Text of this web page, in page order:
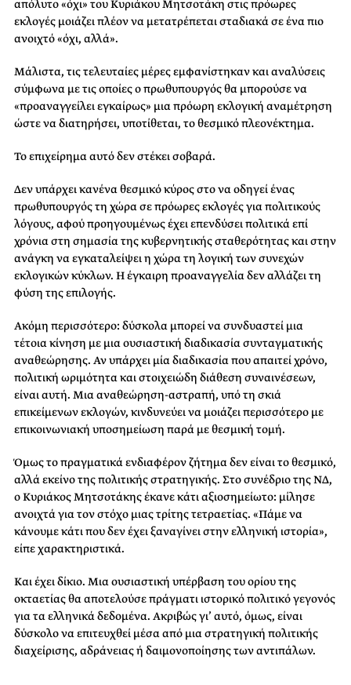
απόλυτο «όχι» του Κυριάκου Μητσοτάκη στις πρόωρες
εκλογές μοιάζει πλέον να μετατρέπεται σταδιακά σε ένα πιο
ανοιχτό «όχι, αλλά».
Μάλιστα, τις τελευταίες μέρες εμφανίστηκαν και αναλύσεις
σύμφωνα με τις οποίες ο πρωθυπουργός θα μπορούσε να
«προαναγγείλει εγκαίρως» μια πρόωρη εκλογική αναμέτρηση
ώστε να διατηρήσει, υποτίθεται, το θεσμικό πλεονέκτημα.
Το επιχείρημα αυτό δεν στέκει σοβαρά.
Δεν υπάρχει κανένα θεσμικό κύρος στο να οδηγεί ένας
πρωθυπουργός τη χώρα σε πρόωρες εκλογές για πολιτικούς
λόγους, αφού προηγουμένως έχει επενδύσει πολιτικά επί
χρόνια στη σημασία της κυβερνητικής σταθερότητας και στην
ανάγκη να εγκαταλείψει η χώρα τη λογική των συνεχών
εκλογικών κύκλων. Η έγκαιρη προαναγγελία δεν αλλάζει τη
φύση της επιλογής.
Ακόμη περισσότερο: δύσκολα μπορεί να συνδυαστεί μια
τέτοια κίνηση με μια ουσιαστική διαδικασία συνταγματικής
αναθεώρησης. Αν υπάρχει μία διαδικασία που απαιτεί χρόνο,
πολιτική ωριμότητα και στοιχειώδη διάθεση συναινέσεων,
είναι αυτή. Μια αναθεώρηση-αστραπή, υπό τη σκιά
επικείμενων εκλογών, κινδυνεύει να μοιάζει περισσότερο με
επικοινωνιακή υποσημείωση παρά με θεσμική τομή.
Όμως το πραγματικά ενδιαφέρον ζήτημα δεν είναι το θεσμικό,
αλλά εκείνο της πολιτικής στρατηγικής. Στο συνέδριο της ΝΔ,
ο Κυριάκος Μητσοτάκης έκανε κάτι αξιοσημείωτο: μίλησε
ανοιχτά για τον στόχο μιας τρίτης τετραετίας. «Πάμε να
κάνουμε κάτι που δεν έχει ξαναγίνει στην ελληνική ιστορία»,
είπε χαρακτηριστικά.
Και έχει δίκιο. Μια ουσιαστική υπέρβαση του ορίου της
οκταετίας θα αποτελούσε πράγματι ιστορικό πολιτικό γεγονός
για τα ελληνικά δεδομένα. Ακριβώς γι’ αυτό, όμως, είναι
δύσκολο να επιτευχθεί μέσα από μια στρατηγική πολιτικής
διαχείρισης, αδράνειας ή δαιμονοποίησης των αντιπάλων.